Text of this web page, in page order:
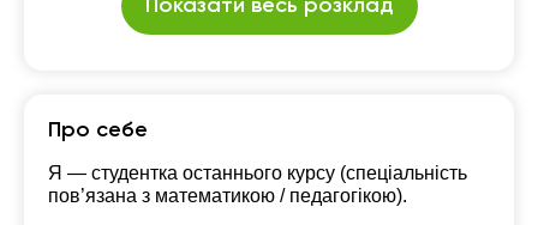
Показати весь розклад
Про себе
Я — студентка останнього курсу (спеціальність
пов’язана з математикою / педагогікою).